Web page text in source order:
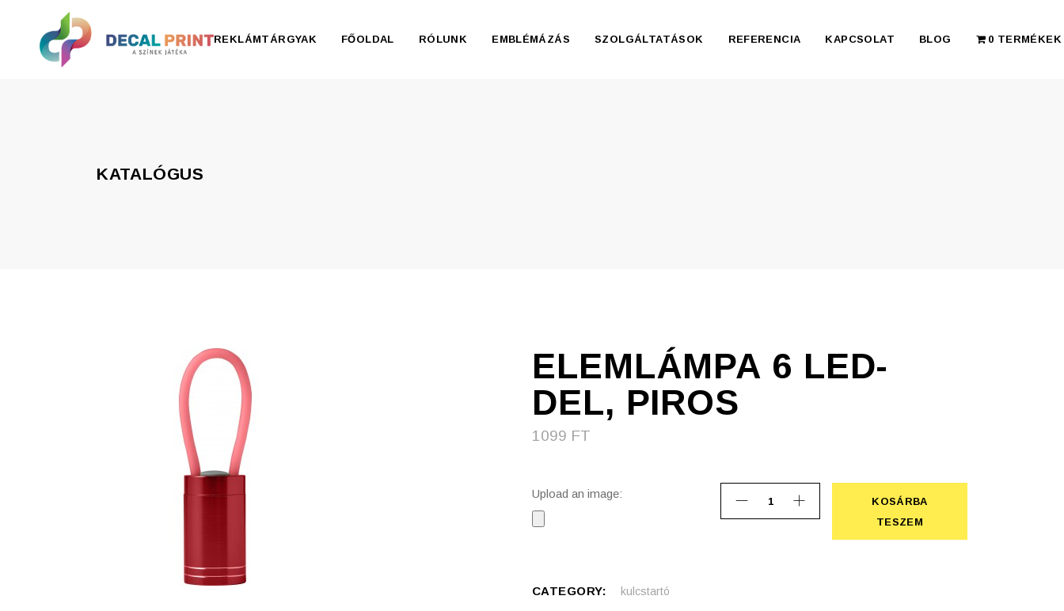
REKLÁMTÁRGYAK
Szépség, egészség
Szerelés, autó
Tárca, kulcstartó
Táska
FŐOLDAL RÓLUNK EMBLÉMÁZÁS SZOLGÁLTATÁSOK REFERENCIA KAPCSOLAT BLOG 0 TERMÉKEK
KATALÓGUS
ELEMLÁMPA 6 LED-
DEL, PIROS
1099 FT
Upload an image:
Elemlámpa 6 LED-del, piros quantity
KOSÁRBA
TESZEM
CATEGORY: kulcstartó